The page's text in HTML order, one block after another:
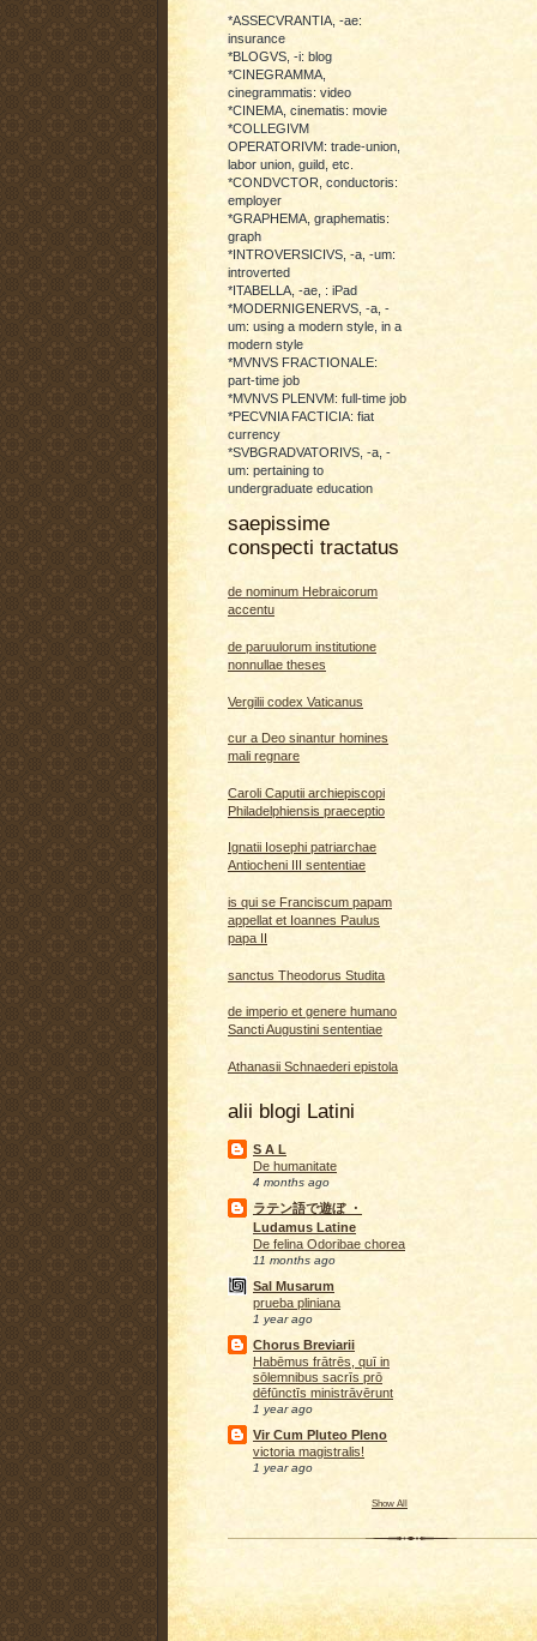
*ASSECVRANTIA, -ae:
insurance
*BLOGVS, -i: blog
*CINEGRAMMA,
cinegrammatis: video
*CINEMA, cinematis: movie
*COLLEGIVM
OPERATORIVM: trade-union,
labor union, guild, etc.
*CONDVCTOR, conductoris:
employer
*GRAPHEMA, graphematis:
graph
*INTROVERSICIVS, -a, -um:
introverted
*ITABELLA, -ae, : iPad
*MODERNIGENERVS, -a, -
um: using a modern style, in a
modern style
*MVNVS FRACTIONALE:
part-time job
*MVNVS PLENVM: full-time job
*PECVNIA FACTICIA: fiat
currency
*SVBGRADVATORIVS, -a, -
um: pertaining to
undergraduate education
saepissime
conspecti tractatus
de nominum Hebraicorum
accentu
de paruulorum institutione
nonnullae theses
Vergilii codex Vaticanus
cur a Deo sinantur homines
mali regnare
Caroli Caputii archiepiscopi
Philadelphiensis praeceptio
Ignatii Iosephi patriarchae
Antiocheni III sententiae
is qui se Franciscum papam
appellat et Ioannes Paulus
papa II
sanctus Theodorus Studita
de imperio et genere humano
Sancti Augustini sententiae
Athanasii Schnaederi epistola
alii blogi Latini
S A L
De humanitate
4 months ago
ラテン語で遊ぼ ・
Ludamus Latine
De felina Odoribae chorea
11 months ago
Sal Musarum
prueba pliniana
1 year ago
Chorus Breviarii
Habēmus frātrēs, quī in
sōlemnibus sacrīs prō
dēfūnctīs ministrāvērunt
1 year ago
Vir Cum Pluteo Pleno
victoria magistralis!
1 year ago
Show All